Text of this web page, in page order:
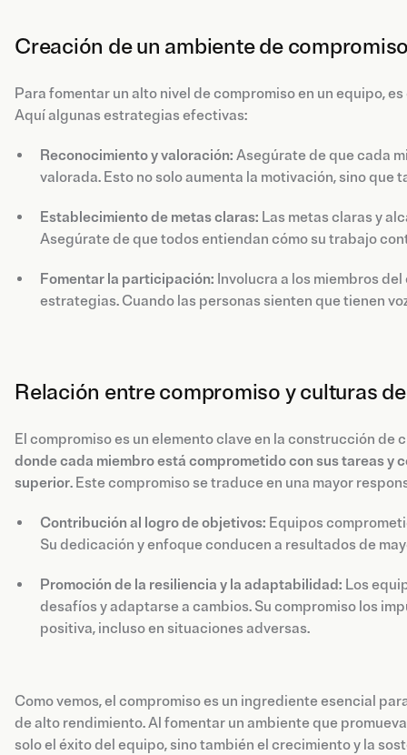
Creación de un ambiente de
Para fomentar un alto nivel de compromiso en un equipo,
Aquí algunas estrategias efectivas:
Reconocimiento y valoración: Asegúrate de que cada
valorada. Esto no solo aumenta la motivación, sino
Establecimiento de metas claras: Las metas claras y
Asegúrate de que todos entiendan cómo su trabajo
Fomentar la participación: Involucra a los miembros
estrategias. Cuando las personas sienten que tienen
Relación entre compromiso y culturas
El compromiso es un elemento clave en la construcción
donde cada miembro está comprometido con sus tareas y
superior. Este compromiso se traduce en una mayor
Contribución al logro de objetivos: Equipos
Su dedicación y enfoque conducen a resultados de
Promoción de la resiliencia y la adaptabilidad: Los
desafíos y adaptarse a cambios. Su compromiso los
positiva, incluso en situaciones adversas.
Como vemos, el compromiso es un ingrediente esencial
de alto rendimiento. Al fomentar un ambiente que
solo el éxito del equipo, sino también el crecimiento y la